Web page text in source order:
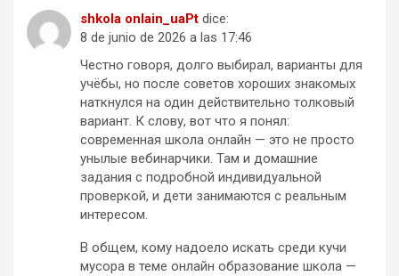
shkola onlain_uaPt dice:
8 de junio de 2026 a las 17:46
Честно говоря, долго выбирал, варианты для
учёбы, но после советов хороших знакомых
наткнулся на один действительно толковый
вариант. К слову, вот что я понял:
современная школа онлайн — это не просто
унылые вебинарчики. Там и домашние
задания с подробной индивидуальной
проверкой, и дети занимаются с реальным
интересом.
В общем, кому надоело искать среди кучи
мусора в теме онлайн образование школа —